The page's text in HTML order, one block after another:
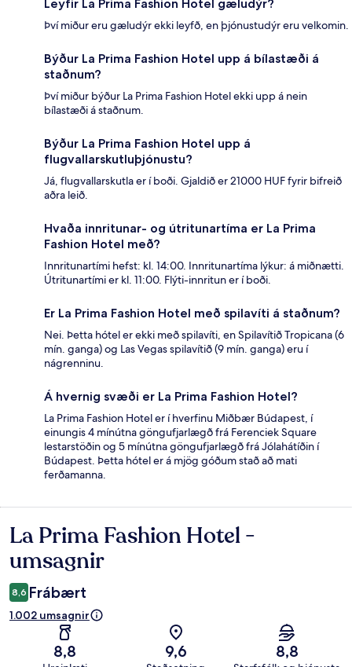
Leyfir La Prima Fashion Hotel gæludýr?
Því miður eru gæludýr ekki leyfð, en þjónustudýr eru velkomin.
Býður La Prima Fashion Hotel upp á bílastæði á
staðnum?
Því miður býður La Prima Fashion Hotel ekki upp á nein
bílastæði á staðnum.
Býður La Prima Fashion Hotel upp á
flugvallarskutluþjónustu?
Já, flugvallarskutla er í boði. Gjaldið er 21000 HUF fyrir bifreið
aðra leið.
Hvaða innritunar- og útritunartíma er La Prima
Fashion Hotel með?
Innritunartími hefst: kl. 14:00. Innritunartíma lýkur: á miðnætti.
Útritunartími er kl. 11:00. Flýti-innritun er í boði.
Er La Prima Fashion Hotel með spilavíti á staðnum?
Nei. Þetta hótel er ekki með spilavíti, en Spilavítið Tropicana (6
mín. ganga) og Las Vegas spilavítið (9 mín. ganga) eru í
nágrenninu.
Á hvernig svæði er La Prima Fashion Hotel?
La Prima Fashion Hotel er í hverfinu Miðbær Búdapest, í
einungis 4 mínútna göngufjarlægð frá Ferenciek Square
lestarstöðin og 5 mínútna göngufjarlægð frá Jólahátíðin í
Búdapest. Þetta hótel er á mjög góðum stað að mati
ferðamanna.
Umsagnir
La Prima Fashion Hotel -
umsagnir
8,6 Frábært
1.002 umsagnir
8,8 9,6 8,8